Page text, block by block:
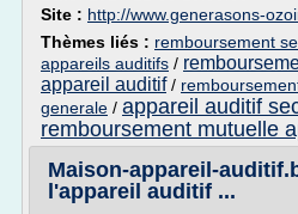
Site : http://www.generasons-
Thèmes liés : remboursement
appareils auditifs /
appareil auditif/
generale / appareil auditif
remboursement mutuelle
Maison-appareil-
l'appareil auditif ...